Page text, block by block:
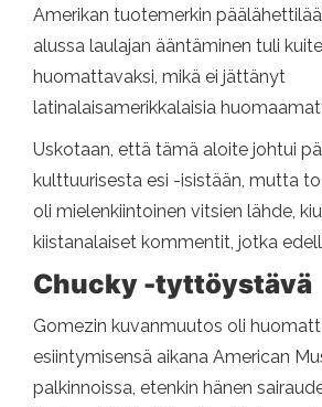
Amerikan tuotemerkin
alussa laulajan ääntäminen tuli
huomattavaksi, mikä ei jättänyt
latinalaisamerikkalaisia
Uskotaan, että tämä aloite johtui
kulttuurisesta esi -isistään, mutta
oli mielenkiintoinen vitsien lähde,
kiistanalaiset kommentit, jotka
Chucky -tyttöystävä
Gomezin kuvanmuutos oli
esiintymisensä aikana American
palkinnoissa, etenkin hänen